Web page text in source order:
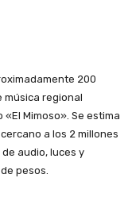
200
música regional
Mimoso». Se estima
a los 2 millones
audio, luces y
pesos.